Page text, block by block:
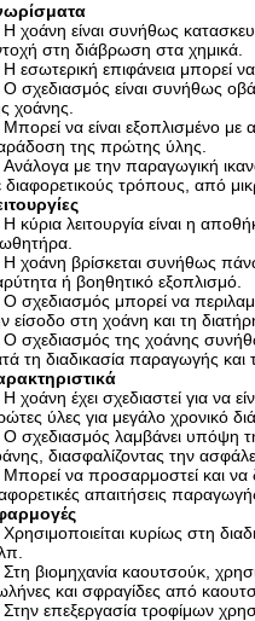
Η χοάνη είναι συνήθως
στη διάβρωση στα χημικά.
Η εσωτερική επιφάνεια μπορεί
Ο σχεδιασμός είναι συνήθως
χοάνης.
Μπορεί να είναι εξοπλισμένο με
της πρώτης ύλης.
Ανάλογα με την παραγωγική
διαφορετικούς τρόπους, από
Η κύρια λειτουργία είναι η
Η χοάνη βρίσκεται συνήθως
ή βοηθητικό εξοπλισμό.
Ο σχεδιασμός μπορεί να
είσοδο στη χοάνη και τη
Ο σχεδιασμός της χοάνης
τη διαδικασία παραγωγής
Η χοάνη έχει σχεδιαστεί για να
ύλες για μεγάλο χρονικό
Ο σχεδιασμός λαμβάνει υπόψη
διασφαλίζοντας την
Μπορεί να προσαρμοστεί και να
απαιτήσεις
Χρησιμοποιείται κυρίως στη
Στη βιομηχανία καουτσούκ,
και σφραγίδες από
Στην επεξεργασία τροφίμων